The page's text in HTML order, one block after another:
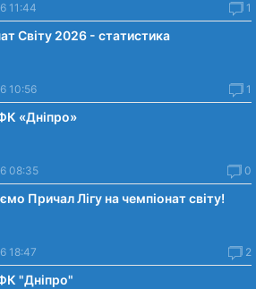
11:44 1
Світу 2026 - статистика
10:56 1
«Дніпро»
08:35 0
Причал Лігу на чемпіонат світу!
18:47 2
"Дніпро"